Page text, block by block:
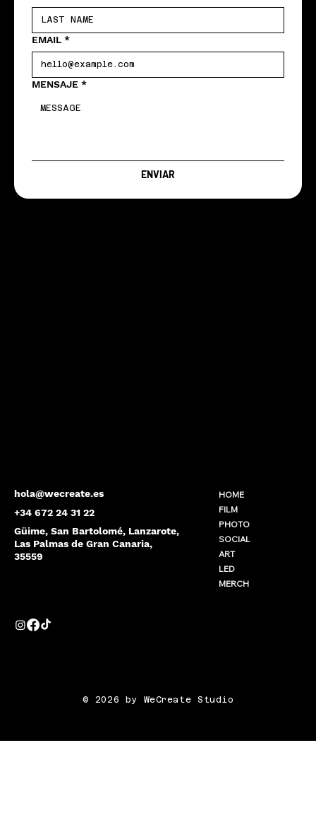
hola@wecreate.es
+34 672 24 31 22
Güime, San Bartolomé, Lanzarote,
Las Palmas de Gran Canaria,
35559
HOME
FILM
PHOTO
SOCIAL
ART
LED
MERCH
EMAIL *
MENSAJE *
ENVIAR
© 2026 by WeCreate Studio